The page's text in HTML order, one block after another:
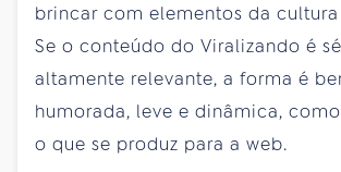
brincar com elementos da
Se o conteúdo do Viralizando é
altamente relevante, a forma é
humorada, leve e dinâmica,
o que se produz para a web.